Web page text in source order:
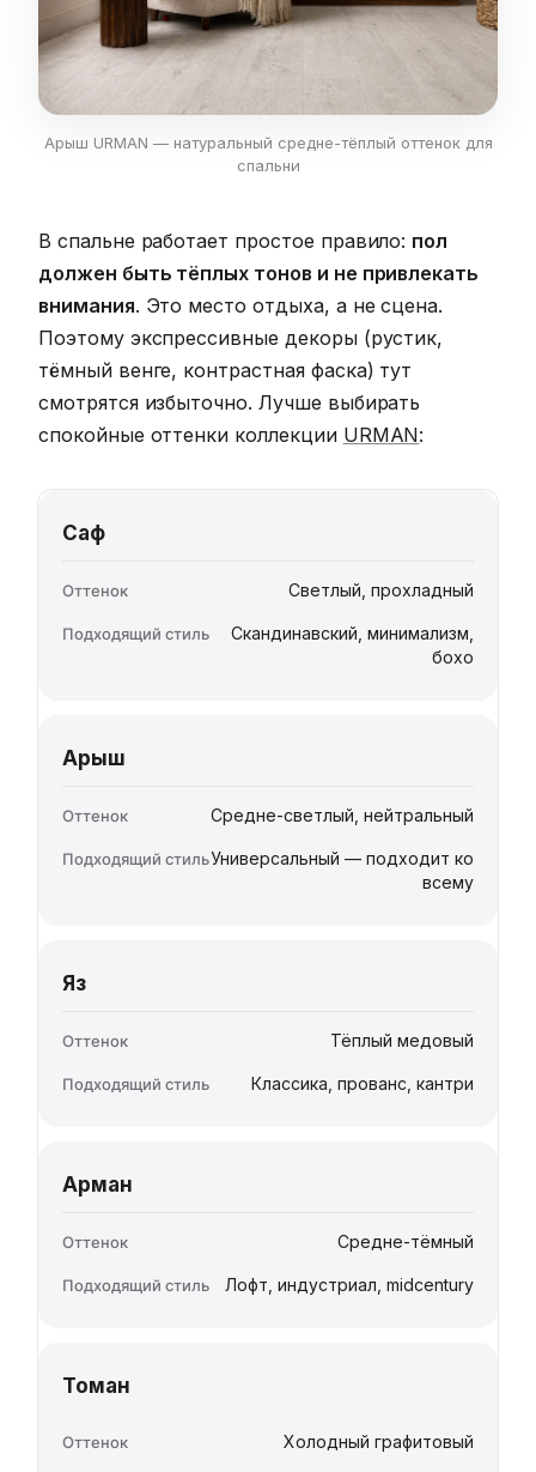
Арыш URMAN — натуральный средне-тёплый оттенок для
спальни
В спальне работает простое правило: пол
должен быть тёплых тонов и не привлекать
внимания. Это место отдыха, а не сцена.
Поэтому экспрессивные декоры (рустик,
тёмный венге, контрастная фаска) тут
смотрятся избыточно. Лучше выбирать
спокойные оттенки коллекции URMAN:
Саф
Светлый, прохладный
Скандинавский, минимализм,
бохо
Арыш
Средне-светлый, нейтральный
Универсальный — подходит ко
всему
Яз
Тёплый медовый
Классика, прованс, кантри
Арман
Средне-тёмный
Лофт, индустриал, midcentury
Томан
Холодный графитовый